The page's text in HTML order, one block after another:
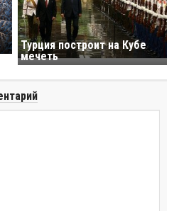
Турция построит на Кубе
мечеть